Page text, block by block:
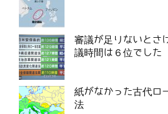
審議が足りないとさ
議時間は６位でした
紙がなかった古代ロ
法